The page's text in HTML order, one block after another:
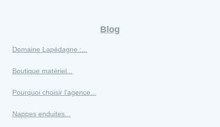
Blog
Domaine Lapédagne :...
Boutique matériel...
Pourquoi choisir l'agence...
Nappes enduites...